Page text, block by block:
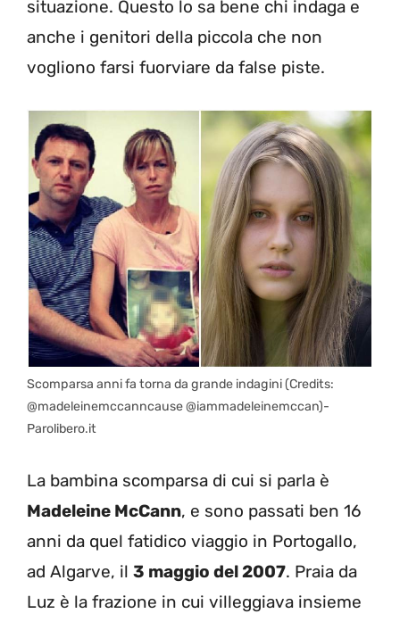
situazione. Questo lo sa bene chi indaga e
anche i genitori della piccola che non
vogliono farsi fuorviare da false piste.
Scomparsa anni fa torna da grande indagini (Credits:
@madeleinemccanncause @iammadeleinemccan)-
Parolibero.it
La bambina scomparsa di cui si parla è
Madeleine McCann, e sono passati ben 16
anni da quel fatidico viaggio in Portogallo,
ad Algarve, il 3 maggio del 2007. Praia da
Luz è la frazione in cui villeggiava insieme